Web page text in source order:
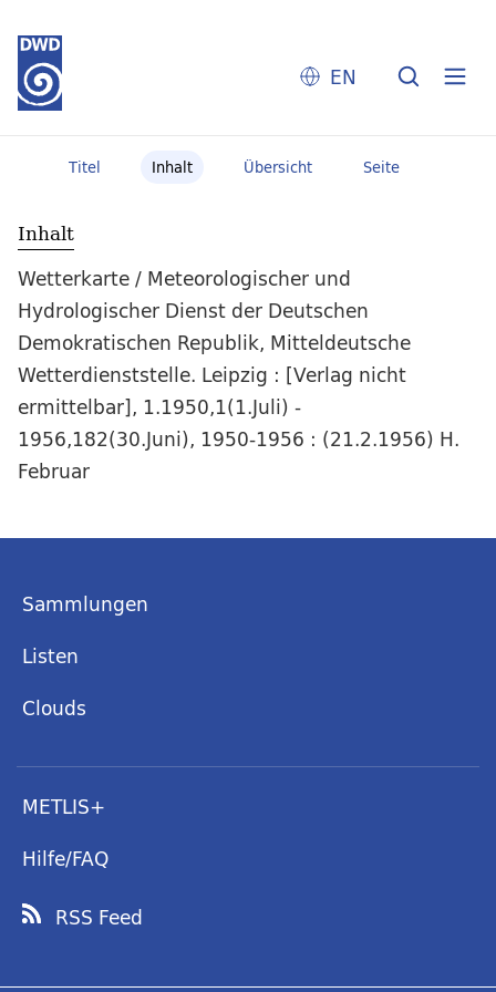
EN
Titel Inhalt Übersicht Seite
Inhalt
Wetterkarte / Meteorologischer und
Hydrologischer Dienst der Deutschen
Demokratischen Republik, Mitteldeutsche
Wetterdienststelle. Leipzig : [Verlag nicht
ermittelbar], 1.1950,1(1.Juli) -
1956,182(30.Juni), 1950-1956 : (21.2.1956) H.
Februar
Sammlungen
Listen
Clouds
METLIS+
Hilfe/FAQ
RSS Feed